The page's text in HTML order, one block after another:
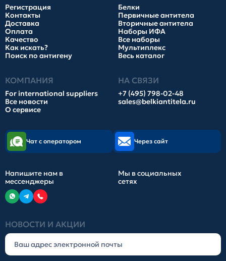
Регистрация
Контакты
Доставка
Оплата
Качество
Как искать?
Поиск по антигену
Белки
Первичные антитела
Вторичные антитела
Наборы ИФА
Все наборы
Мультиплекс
Весь каталог
КОМПАНИЯ
For international suppliers
Все новости
О сервисе
НА СВЯЗИ
+7 (495) 798-02-48
sales@belkiantitela.ru
НОВОСТИ И АКЦИИ
Чат с оператором Через сайт
Напишите нам в
мессенджеры
Мы в социальных
сетях